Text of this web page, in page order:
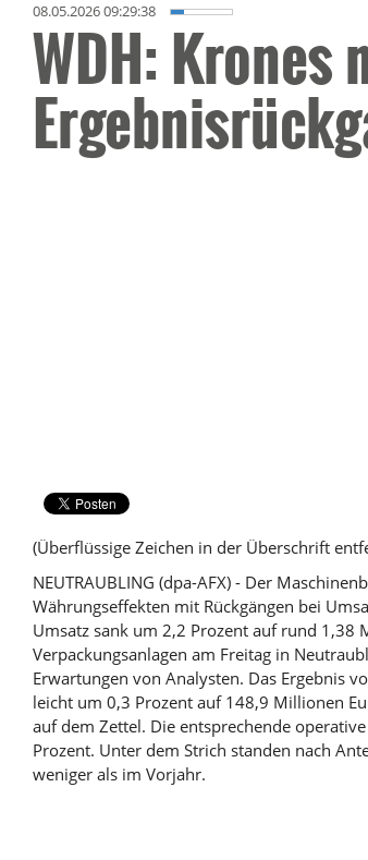
08.05.2026 09:29:38
WDH: Krones
(Überflüssige Zeichen in der Überschrift
NEUTRAUBLING (dpa-AFX) - Der
Währungseffekten mit Rückgängen bei
Umsatz sank um 2,2 Prozent auf rund
Verpackungsanlagen am Freitag in
Erwartungen von Analysten. Das Ergebnis
leicht um 0,3 Prozent auf 148,9 Millionen
auf dem Zettel. Die entsprechende
Prozent. Unter dem Strich standen nach
weniger als im Vorjahr.